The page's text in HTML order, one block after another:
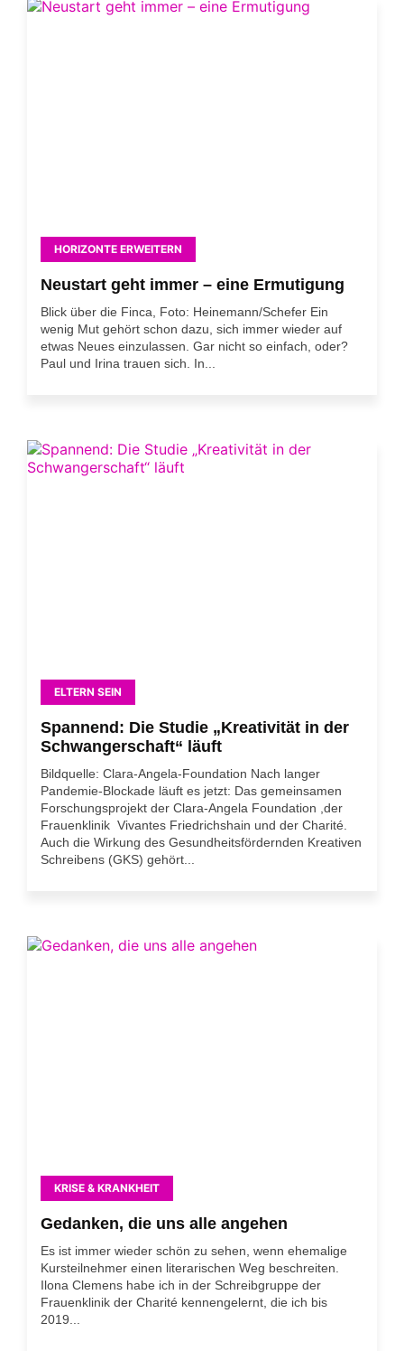
HORIZONTE ERWEITERN
Neustart geht immer – eine Ermutigung
Blick über die Finca, Foto: Heinemann/Schefer Ein
wenig Mut gehört schon dazu, sich immer wieder auf
etwas Neues einzulassen. Gar nicht so einfach, oder?
Paul und Irina trauen sich. In...
ELTERN SEIN
Spannend: Die Studie „Kreativität in der
Schwangerschaft“ läuft
Bildquelle: Clara-Angela-Foundation Nach langer
Pandemie-Blockade läuft es jetzt: Das gemeinsamen
Forschungsprojekt der Clara-Angela Foundation ,der
Frauenklinik Vivantes Friedrichshain und der Charité.
Auch die Wirkung des Gesundheitsfördernden Kreativen
Schreibens (GKS) gehört...
KRISE & KRANKHEIT
Gedanken, die uns alle angehen
Es ist immer wieder schön zu sehen, wenn ehemalige
Kursteilnehmer einen literarischen Weg beschreiten.
Ilona Clemens habe ich in der Schreibgruppe der
Frauenklinik der Charité kennengelernt, die ich bis
2019...